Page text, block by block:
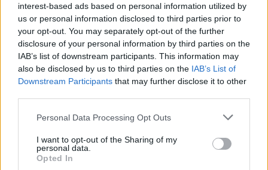
interest-based ads based on personal information utilized by
us or personal information disclosed to third parties prior to
your opt-out. You may separately opt-out of the further
disclosure of your personal information by third parties on the
IAB’s list of downstream participants. This information may
also be disclosed by us to third parties on the IAB’s List of
Downstream Participants that may further disclose it to other
Please note that this website/app uses one or more Google
not limited to your visit or usage behaviour. You may click to
grant or deny consent to Google and its third-party tags to
use your data for below specified purposes in below Google
Personal Data Processing Opt Outs
I want to opt-out of the Sharing of my
personal data.
Opted In
nagyon jól sikerült, de ez egyértelműen egy nagy
sérülés. Az orvossal együtt folyamatosan
egyeztetjük a felépülési tervet. Biztosan
állíthatom, hogy Phillip Island-en sajnos még nem
csatlakozik hozzánk."
This
the server or network failed or because the format